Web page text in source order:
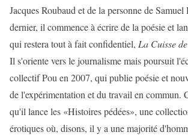
Jacques Roubaud et de la personne de Samuel
dernier, il commence à écrire de la poésie et
qui restera tout à fait confidentiel, La Cuisse
Il s'oriente vers le journalisme mais poursuit
collectif Pou en 2007, qui publie poésie et
de l'expérimentation et du travail en commun.
qu'il lance les «Histoires pédées», une
érotiques où, disons, il y a une majorité